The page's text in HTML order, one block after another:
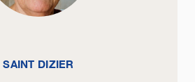
SAINT DIZIER